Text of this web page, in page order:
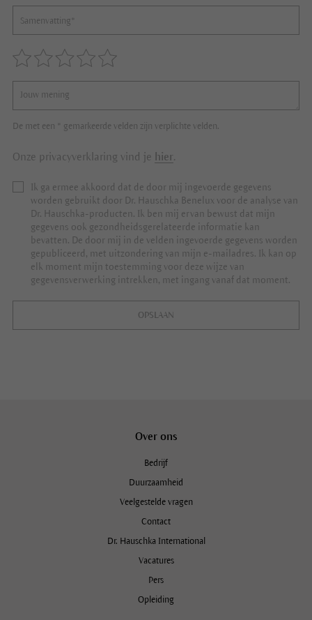
De met een * gemarkeerde velden zijn verplichte velden.
Onze privacyverklaring vind je hier.
Ik ga ermee akkoord dat de door mij ingevoerde gegevens
worden gebruikt door Dr. Hauschka Benelux voor de analyse van
Dr. Hauschka-producten. Ik ben mij ervan bewust dat mijn
gegevens ook gezondheidsgerelateerde informatie kan
bevatten. De door mij in de velden ingevoerde gegevens worden
gepubliceerd, met uitzondering van mijn e-mailadres. Ik kan op
elk moment mijn toestemming voor deze wijze van
gegevensverwerking intrekken, met ingang vanaf dat moment.
OPSLAAN
Over ons
Bedrijf
Duurzaamheid
Veelgestelde vragen
Contact
Dr. Hauschka International
Vacatures
Pers
Opleiding